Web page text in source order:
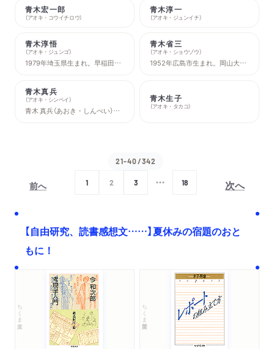
青木宏一郎
（アオキ・コウイチロウ）
青木淳一
（アオキ・ジュンイチ）
青木淳悟
（アオキ・ジュンゴ）
1979年埼玉県生まれ。早稲田大学在学中の2003年、「四十日と四十夜のメルヘン」で新潮新人賞を受賞。2005年、第一作品集『四十日と四十夜のメルヘン』で野間文芸新人賞を、2012年には『私のいない高校』で三島由紀夫賞を受賞した。その他の著作に『このあいだ東京でね』などがある。
青木省三
（アオキ・ショウゾウ）
1952年広島市生まれ。岡山大学医学部卒業。岡山大学医学部神経精神医学教室助教授を経て、現在、川崎医科大学精神科学教室主任教授。臨床精神医学、特に精神療法、思春期青年期を専門としている。著書に『思春期 こころのいる場所』、『時代が締め出すこころ』、『思春期の心の臨床』、『精神科臨床ノート』、共著に『心理療法とは何か』、『心理療法の基本』など。
青木真兵
（アオキ・シンペイ）
青木 真兵（あおき・しんぺい）：1983年埼玉県生まれ。「人文系私設図書館ルチャ・リブロ」キュレーター。思想家。古代地中海史（フェニキア・カルタゴ）研究者。博士（文学）。社会福祉士。2014年より実験的ネットラジオ「オムライスラヂオ」の配信をライフワークとしている。2016年より奈良県東吉野村に移住し、自宅を私設図書館として開きつつ、就労支援や若者支援、企業の組織文化づくりなどに携わっている。著書に『手づくりのアジール──「土着の知」が生まれるところ』（晶文社）、『武器としての土着思考』（東洋経済新報社）、共著に『彼岸の図書館──ぼくたちの「移住」のかたち』（夕書房）、『山學ノオト』シリーズ（エイチアンドエスカンパニー）、『つくる人になるためにーー若き建築家と思想家の往復書簡』（灯光舎）など。
青木生子
（アオキ・タカコ）
前へ
21-40/342
1 2 3 18 次へ
【自由研究、読書感想文……】夏休みの宿題のおと
もに！
ちくま文庫 ちくま学芸文庫